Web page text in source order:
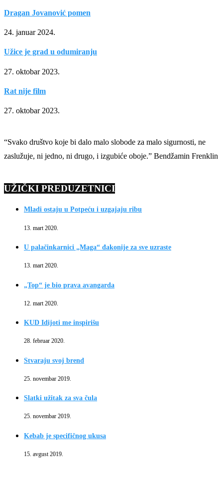
Dragan Jovanović pomen
24. januar 2024.
Užice je grad u odumiranju
27. oktobar 2023.
Rat nije film
27. oktobar 2023.
“Svako društvo koje bi dalo malo slobode za malo sigurnosti, ne
zaslužuje, ni jedno, ni drugo, i izgubiće oboje.” Bendžamin Frenklin
UŽIČKI PREDUZETNICI
Mladi ostaju u Potpeću i uzgajaju ribu
13. mart 2020.
U palačinkarnici „Maga“ đakonije za sve uzraste
13. mart 2020.
„Top“ je bio prava avangarda
12. mart 2020.
KUD Idijoti me inspirišu
28. februar 2020.
Stvaraju svoj brend
25. novembar 2019.
Slatki užitak za sva čula
25. novembar 2019.
Kebab je specifičnog ukusa
15. avgust 2019.